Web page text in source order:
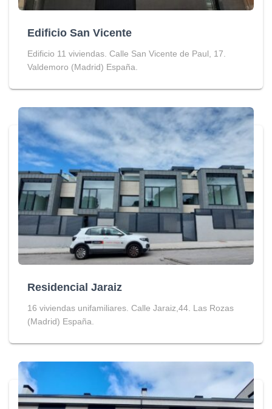
Edificio San Vicente
Edificio 11 viviendas. Calle San Vicente de Paul, 17.
Valdemoro (Madrid) España.
Residencial Jaraiz
16 viviendas unifamiliares. Calle Jaraiz,44. Las Rozas
(Madrid) España.